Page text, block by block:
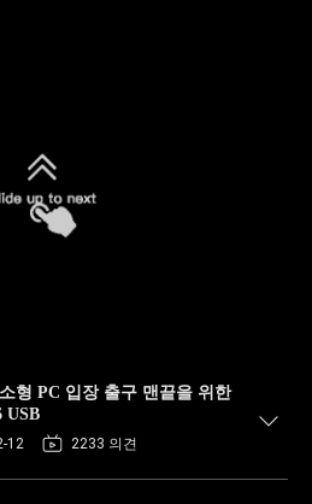
형 PC 입장 출구 맨끝을 위한
USB
12 2233 의견